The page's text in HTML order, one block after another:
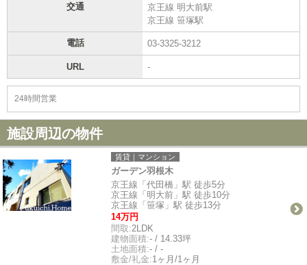
交通
京王線 明大前駅
京王線 笹塚駅
電話 03-3325-3212
URL -
24時間営業
施設周辺の物件
賃貸｜マンション
ガーデン羽根木
京王線「代田橋」駅 徒歩5分
京王線「明大前」駅 徒歩10分
京王線「笹塚」駅 徒歩13分
14万円
間取:2LDK
建物面積:- / 14.33坪
土地面積:- / -
敷金/礼金:1ヶ月/1ヶ月